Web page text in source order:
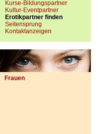
Kurse-Bildungspartner
Kultur-Eventpartner
Erotikpartner finden
Seitensprung
Kontaktanzeigen
Frauen